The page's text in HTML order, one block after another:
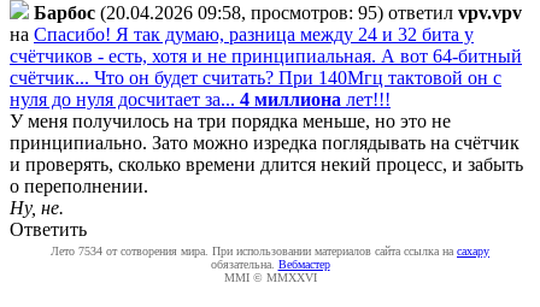
Бapбoc (20.04.2026 09:58, просмотров: 95) ответил vpv.vpv
на Спасибо! Я так думаю, разница между 24 и 32 бита у
счётчиков - есть, хотя и не принципиальная. А вот 64-битный
счётчик... Что он будет считать? При 140Мгц тактовой он с
нуля до нуля досчитает за... 4 миллиона лет!!!
У меня получилось на три порядка меньше, но это не
принципиально. Зато можно изредка поглядывать на счётчик
и проверять, сколько времени длится некий процесс, и забыть
о переполнении.
Ну, не.
Ответить
Лето 7534 от сотворения мира. При использовании материалов сайта ссылка на caxapу
обязательна. Вебмастер
MMI © MMXXVI